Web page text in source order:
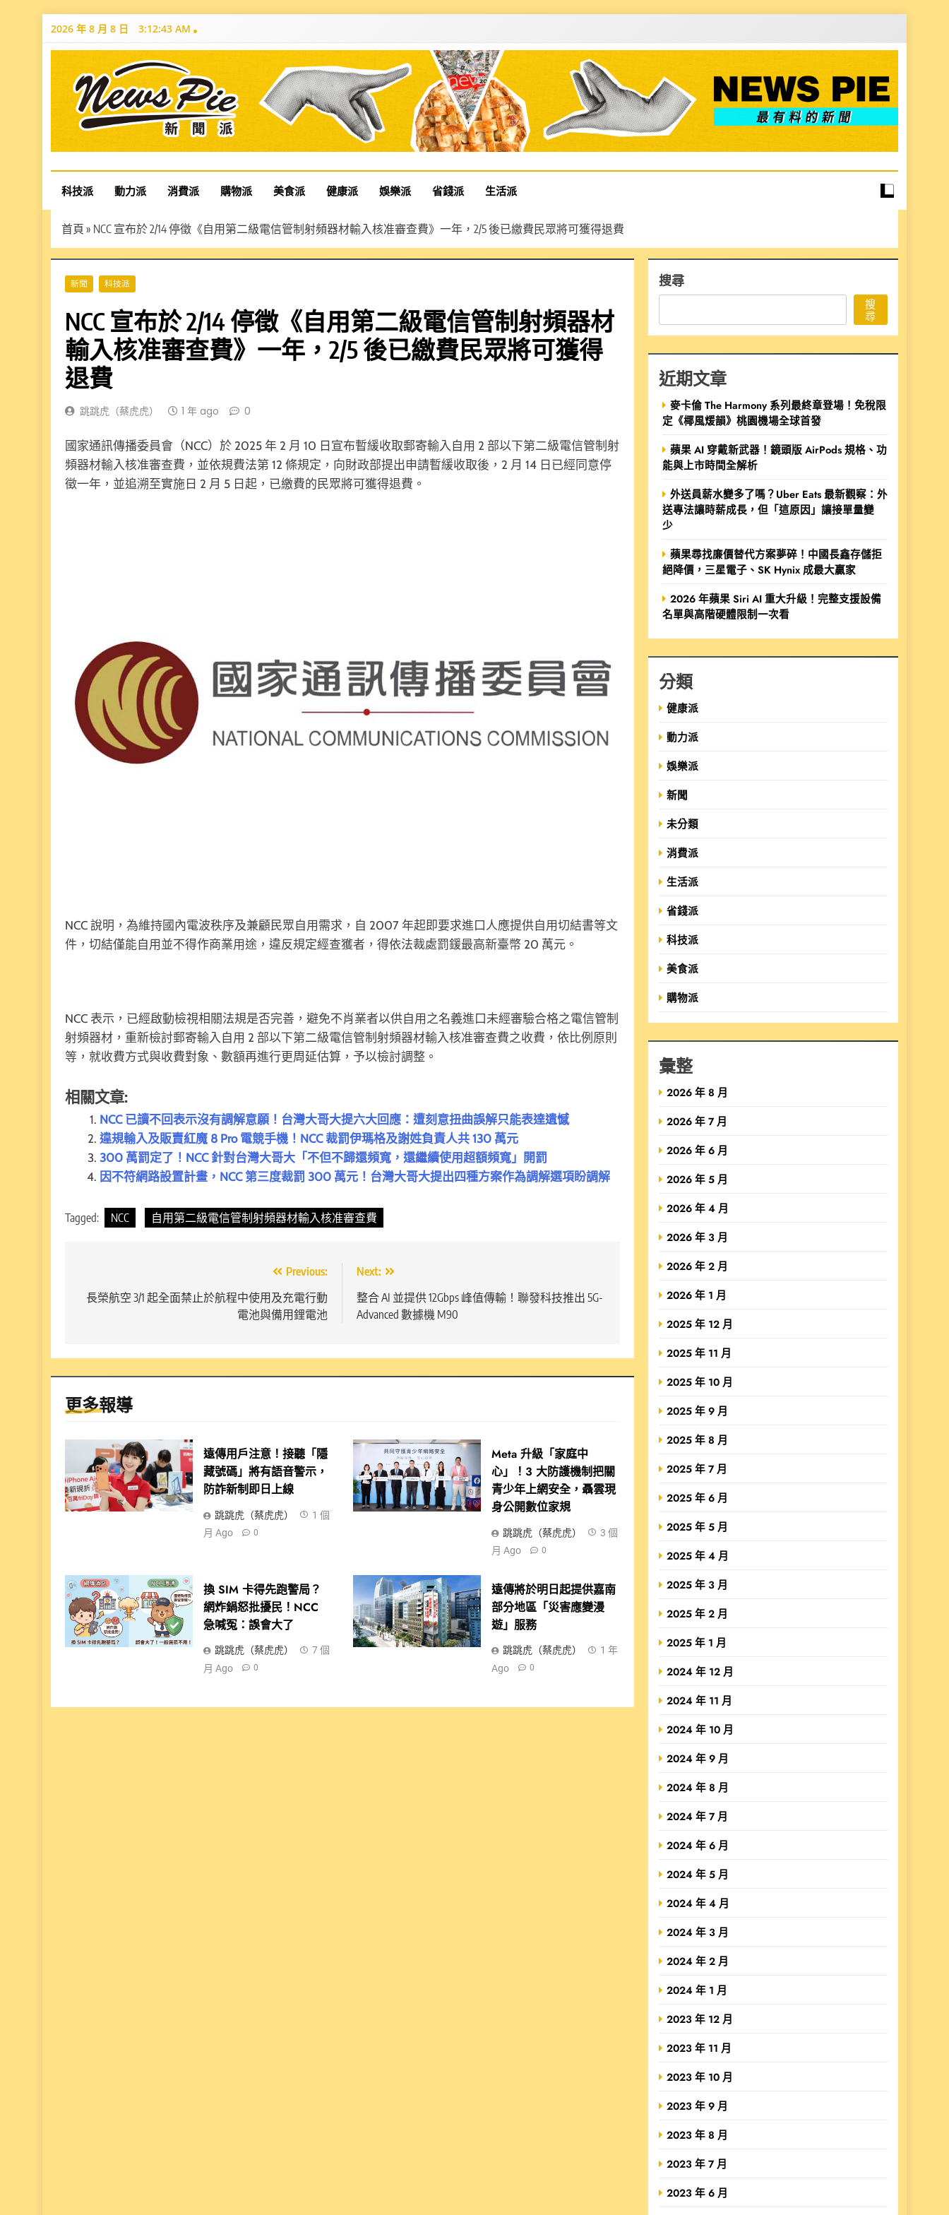
Skip
2026 年 8 月 8 日 3:12:44 AM
News Pie
最有料的新聞
科技派 動力派 消費派 購物派 美食派 健康派 娛樂派 省錢派 生活派
首頁 » NCC 宣布於 2/14 停徵《自用第二級電信管制射頻器材輸入核准審查費》一年，2/5 後已繳費民眾將可獲得退費
新聞 科技派
NCC 宣布於 2/14 停徵《自用第二級電信管制射頻器材
輸入核准審查費》一年，2/5 後已繳費民眾將可獲得
退費
跳跳虎（蔡虎虎） 1 年 ago 0
國家通訊傳播委員會（NCC）於 2025 年 2 月 10 日宣布暫緩收取郵寄輸入自用 2 部以下第二級電信管制射
頻器材輸入核准審查費，並依規費法第 12 條規定，向財政部提出申請暫緩收取後，2 月 14 日已經同意停
徵一年，並追溯至實施日 2 月 5 日起，已繳費的民眾將可獲得退費。
NCC 說明，為維持國內電波秩序及兼顧民眾自用需求，自 2007 年起即要求進口人應提供自用切結書等文
件，切結僅能自用並不得作商業用途，違反規定經查獲者，得依法裁處罰鍰最高新臺幣 20 萬元。
NCC 表示，已經啟動檢視相關法規是否完善，避免不肖業者以供自用之名義進口未經審驗合格之電信管制
射頻器材，重新檢討郵寄輸入自用 2 部以下第二級電信管制射頻器材輸入核准審查費之收費，依比例原則
等，就收費方式與收費對象、數額再進行更周延估算，予以檢討調整。
相關文章:
NCC 已讀不回表示沒有調解意願！台灣大哥大提六大回應：遭刻意扭曲誤解只能表達遺憾
違規輸入及販賣紅魔 8 Pro 電競手機！NCC 裁罰伊瑪格及謝姓負責人共 130 萬元
300 萬罰定了！NCC 針對台灣大哥大「不但不歸還頻寬，還繼續使用超額頻寬」開罰
因不符網路設置計畫，NCC 第三度裁罰 300 萬元！台灣大哥大提出四種方案作為調解選項盼調解
Tagged: NCC 自用第二級電信管制射頻器材輸入核准審查費
章
Previous:
長榮航空 3/1 起全面禁止於航程中使用及充電行動
電池與備用鋰電池
Next:
整合 AI 並提供 12Gbps 峰值傳輸！聯發科技推出 5G-
Advanced 數據機 M90
更多報導
遠傳用戶注意！接聽「隱
藏號碼」將有語音警示，
防詐新制即日上線
跳跳虎（蔡虎虎）
1 個
月 Ago
0
Meta 升級「家庭中
心」！3 大防護機制把關
青少年上網安全，聶雲現
身公開數位家規
跳跳虎（蔡虎虎）
3 個
月 Ago
0
換 SIM 卡得先跑警局？
網炸鍋怒批擾民！NCC
急喊冤：誤會大了
跳跳虎（蔡虎虎）
7 個
月 Ago
0
遠傳將於明日起提供嘉南
部分地區「災害應變漫
遊」服務
跳跳虎（蔡虎虎）
1 年
Ago
0
搜尋
搜
尋
近期文章
麥卡倫 The Harmony 系列最終章登場！免稅限
定《椰風煖韻》桃園機場全球首發
蘋果 AI 穿戴新武器！鏡頭版 AirPods 規格、功
能與上市時間全解析
外送員薪水變多了嗎？Uber Eats 最新觀察：外
送專法讓時薪成長，但「這原因」讓接單量變
少
蘋果尋找廉價替代方案夢碎！中國長鑫存儲拒
絕降價，三星電子、SK Hynix 成最大贏家
2026 年蘋果 Siri AI 重大升級！完整支援設備
名單與高階硬體限制一次看
分類
健康派
動力派
娛樂派
新聞
未分類
消費派
生活派
省錢派
科技派
美食派
購物派
彙整
2026 年 8 月
2026 年 7 月
2026 年 6 月
2026 年 5 月
2026 年 4 月
2026 年 3 月
2026 年 2 月
2026 年 1 月
2025 年 12 月
2025 年 11 月
2025 年 10 月
2025 年 9 月
2025 年 8 月
2025 年 7 月
2025 年 6 月
2025 年 5 月
2025 年 4 月
2025 年 3 月
2025 年 2 月
2025 年 1 月
2024 年 12 月
2024 年 11 月
2024 年 10 月
2024 年 9 月
2024 年 8 月
2024 年 7 月
2024 年 6 月
2024 年 5 月
2024 年 4 月
2024 年 3 月
2024 年 2 月
2024 年 1 月
2023 年 12 月
2023 年 11 月
2023 年 10 月
2023 年 9 月
2023 年 8 月
2023 年 7 月
2023 年 6 月